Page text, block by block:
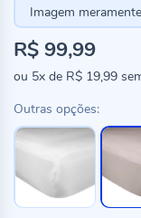
Imagem
R$ 99,99
ou 5x de R$ 19,99
Outras opções: